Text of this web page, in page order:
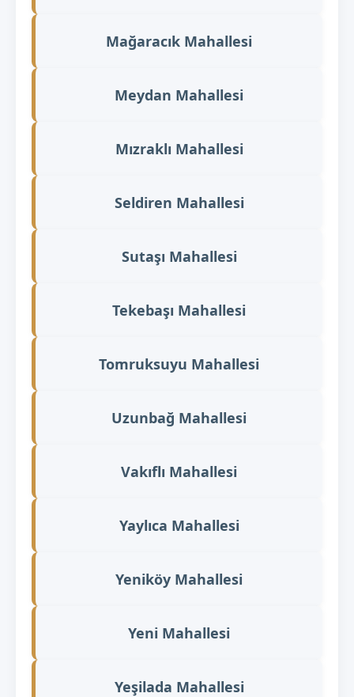
Mağaracık Mahallesi
Meydan Mahallesi
Mızraklı Mahallesi
Seldiren Mahallesi
Sutaşı Mahallesi
Tekebaşı Mahallesi
Tomruksuyu Mahallesi
Uzunbağ Mahallesi
Vakıflı Mahallesi
Yaylıca Mahallesi
Yeniköy Mahallesi
Yeni Mahallesi
Yeşilada Mahallesi